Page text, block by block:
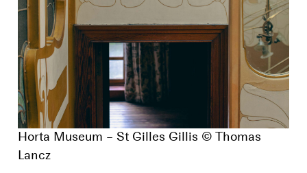
Horta Museum – St Gilles Gillis © Thomas
Lancz